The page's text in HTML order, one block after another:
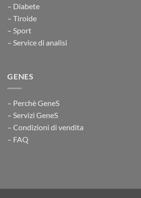
– Diabete
– Tiroide
– Sport
– Service di analisi
GENES
– Perchè GeneS
– Servizi GeneS
– Condizioni di vendita
– FAQ